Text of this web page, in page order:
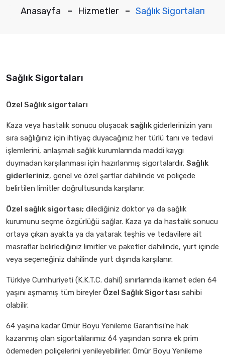
Anasayfa Hizmetler Sağlık Sigortaları
Sağlık Sigortaları
Özel Sağlık sigortaları
Kaza veya hastalık sonucu oluşacak sağlıkgiderlerinizin yanı
sıra sağlığınız için ihtiyaç duyacağınız her türlü tanı ve tedavi
işlemlerini, anlaşmalı sağlık kurumlarında maddi kaygı
duymadan karşılanması için hazırlanmış sigortalardır. Sağlık
giderleriniz, genel ve özel şartlar dahilinde ve poliçede
belirtilen limitler doğrultusunda karşılanır.
Özel sağlık sigortası; dilediğiniz doktor ya da sağlık
kurumunu seçme özgürlüğü sağlar. Kaza ya da hastalık sonucu
ortaya çıkan ayakta ya da yatarak teşhis ve tedavilere ait
masraflar belirlediğiniz limitler ve paketler dahilinde, yurt içinde
veya seçeneğiniz dahilinde yurt dışında karşılanır.
Türkiye Cumhuriyeti (K.K.T.C. dahil) sınırlarında ikamet eden 64
yaşını aşmamış tüm bireyler Özel Sağlık Sigortası sahibi
olabilir.
64 yaşına kadar Ömür Boyu Yenileme Garantisi’ne hak
kazanmış olan sigortalılarımız 64 yaşından sonra ek prim
ödemeden poliçelerini yenileyebilirler. Ömür Boyu Yenileme